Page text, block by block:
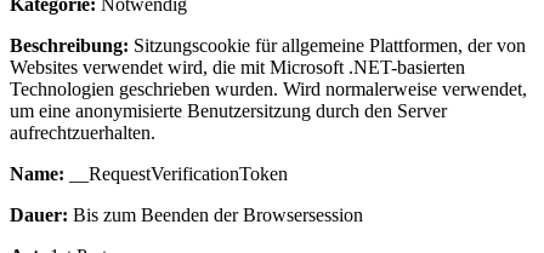
Kategorie: Notwendig
Beschreibung: Sitzungscookie für allgemeine Plattformen, der von
Websites verwendet wird, die mit Microsoft .NET-basierten
Technologien geschrieben wurden. Wird normalerweise verwendet,
um eine anonymisierte Benutzersitzung durch den Server
aufrechtzuerhalten.
Name: __RequestVerificationToken
Dauer: Bis zum Beenden der Browsersession